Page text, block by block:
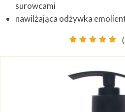
surowcami
nawilżająca odżywka
4.96na
podstawie
ocen
klientów
(